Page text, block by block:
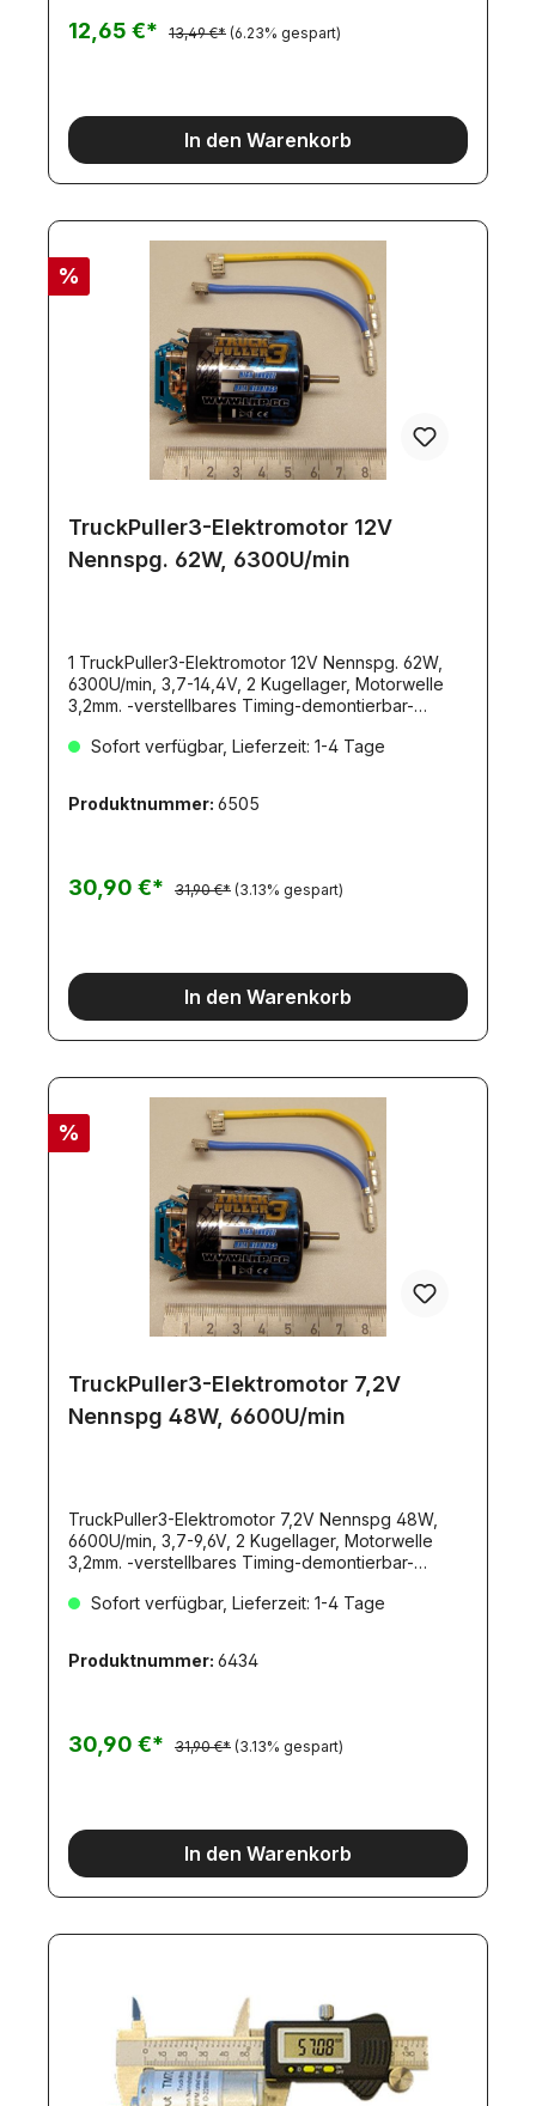
12,65 €* 13,49 €* (6.23% gespart)
In den Warenkorb
%
TruckPuller3-Elektromotor 12V
Nennspg. 62W, 6300U/min
1 TruckPuller3-Elektromotor 12V Nennspg. 62W,
6300U/min, 3,7-14,4V, 2 Kugellager, Motorwelle
3,2mm. -verstellbares Timing-demontierbar-
Baugröße-mit Alu-Kühlkörper-mit SMD-
Sofort verfügbar, Lieferzeit: 1-4 Tage
Produktnummer: 6505
30,90 €* 31,90 €* (3.13% gespart)
In den Warenkorb
%
TruckPuller3-Elektromotor 7,2V
Nennspg 48W, 6600U/min
TruckPuller3-Elektromotor 7,2V Nennspg 48W,
6600U/min, 3,7-9,6V, 2 Kugellager, Motorwelle
3,2mm. -verstellbares Timing-demontierbar-
Baugröße-mit Alu-Kühlkörper-mit SMD-
Sofort verfügbar, Lieferzeit: 1-4 Tage
Produktnummer: 6434
30,90 €* 31,90 €* (3.13% gespart)
In den Warenkorb